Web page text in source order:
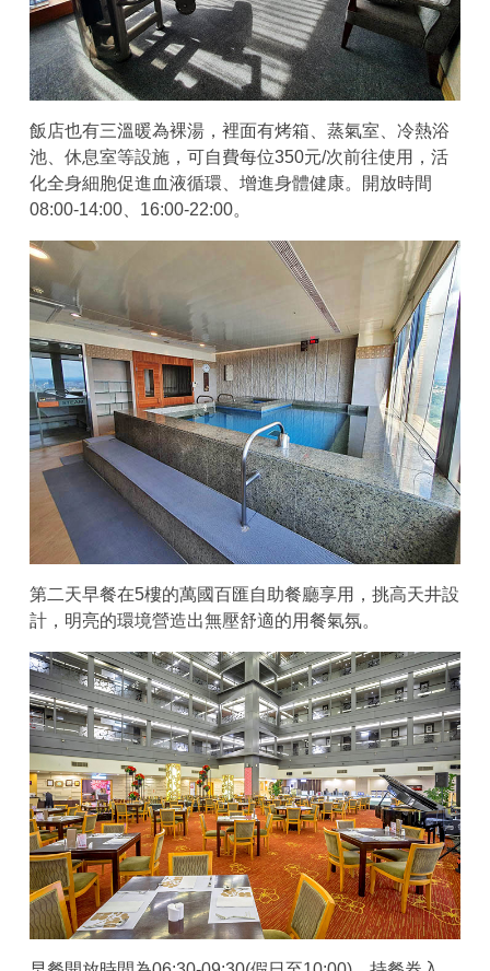
飯店也有三溫暖為裸湯，裡面有烤箱、蒸氣室、冷熱浴
池、休息室等設施，可自費每位350元/次前往使用，活
化全身細胞促進血液循環、增進身體健康。開放時間
08:00-14:00、16:00-22:00。
第二天早餐在5樓的萬國百匯自助餐廳享用，挑高天井設
計，明亮的環境營造出無壓舒適的用餐氣氛。